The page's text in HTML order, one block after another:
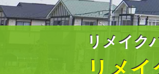
リメイク
リメ